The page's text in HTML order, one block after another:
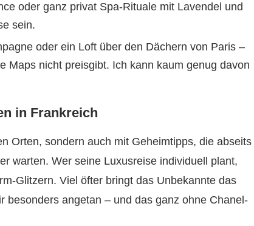
oder ganz privat Spa-Rituale mit Lavendel und
sein.
oder ein Loft über den Dächern von Paris –
Maps nicht preisgibt. Ich kann kaum genug davon
in Frankreich
Orten, sondern auch mit Geheimtipps, die abseits
warten. Wer seine Luxusreise individuell plant,
Glitzern. Viel öfter bringt das Unbekannte das
besonders angetan – und das ganz ohne Chanel-